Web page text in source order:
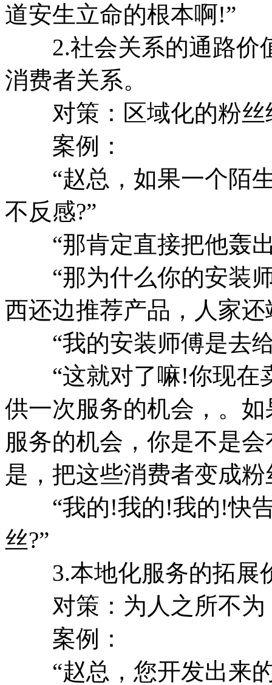
道安生立命的根本啊!”
2.社会关系的通路价
消费者关系。
对策：区域化的粉丝
案例：
“赵总，如果一个陌生
不反感?”
“那肯定直接把他轰
“那为什么你的安装师
西还边推荐产品，人家
“我的安装师傅是去给
“这就对了嘛!你现在
供一次服务的机会，。
服务的机会，你是不是
是，把这些消费者变成
“我的!我的!我的!快告
丝?”
3.本地化服务的拓展
对策：为人之所不为
案例：
“赵总，您开发出来的